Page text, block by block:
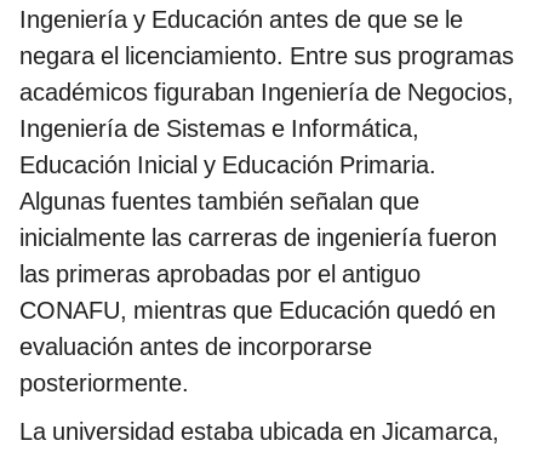
Ingeniería y Educación antes de que se le
negara el licenciamiento. Entre sus programas
académicos figuraban Ingeniería de Negocios,
Ingeniería de Sistemas e Informática,
Educación Inicial y Educación Primaria.
Algunas fuentes también señalan que
inicialmente las carreras de ingeniería fueron
las primeras aprobadas por el antiguo
CONAFU, mientras que Educación quedó en
evaluación antes de incorporarse
posteriormente.
La universidad estaba ubicada en Jicamarca,